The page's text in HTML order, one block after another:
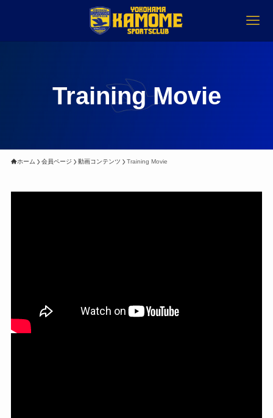
Training Movie
ホーム 会員ページ 動画コンテンツ Training Movie